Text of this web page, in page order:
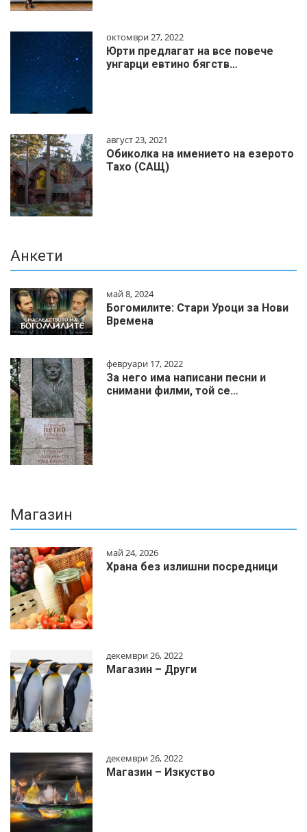
октомври 27, 2022
Юрти предлагат на все повече
унгарци евтино бягств…
август 23, 2021
Обиколка на имението на езерото
Тахо (САЩ)
Анкети
май 8, 2024
Богомилите: Стари Уроци за Нови
Времена
февруари 17, 2022
За него има написани песни и
снимани филми, той се…
Магазин
май 24, 2026
Храна без излишни посредници
декември 26, 2022
Магазин – Други
декември 26, 2022
Магазин – Изкуство